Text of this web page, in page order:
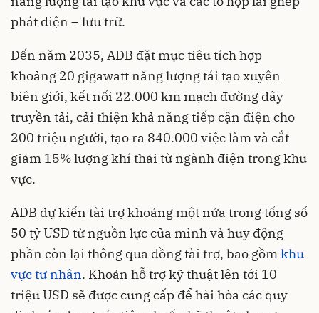
phát điện – lưu trữ.
Đến năm 2035, ADB đặt mục tiêu tích hợp
khoảng 20 gigawatt năng lượng tái tạo xuyên
biên giới, kết nối 22.000 km mạch đường dây
truyền tải, cải thiện khả năng tiếp cận điện cho
200 triệu người, tạo ra 840.000 việc làm và cắt
giảm 15% lượng khí thải từ ngành điện trong khu
vực.
ADB dự kiến tài trợ khoảng một nửa trong tổng số
50 tỷ USD từ nguồn lực của mình và huy động
phần còn lại thông qua đồng tài trợ, bao gồmkhu
vực tư nhân. Khoản hỗ trợ kỹ thuật lên tới 10
triệu USD sẽ được cung cấp để hài hòa các quy